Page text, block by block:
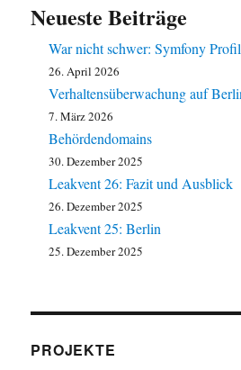
Neueste Beiträge
War nicht schwer: Symfony
26. April 2026
Verhaltensüberwachung auf
7. März 2026
Behördendomains
30. Dezember 2025
Leakvent 26: Fazit und Ausblick
26. Dezember 2025
Leakvent 25: Berlin
25. Dezember 2025
PROJEKTE